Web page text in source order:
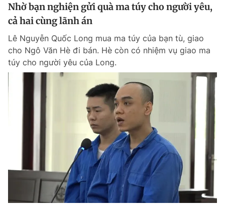
Nhờ bạn nghiện gửi quà ma túy cho người yêu,
cả hai cùng lãnh án
Lê Nguyễn Quốc Long mua ma túy của bạn tù, giao
cho Ngô Văn Hè đi bán. Hè còn có nhiệm vụ giao ma
túy cho người yêu của Long.